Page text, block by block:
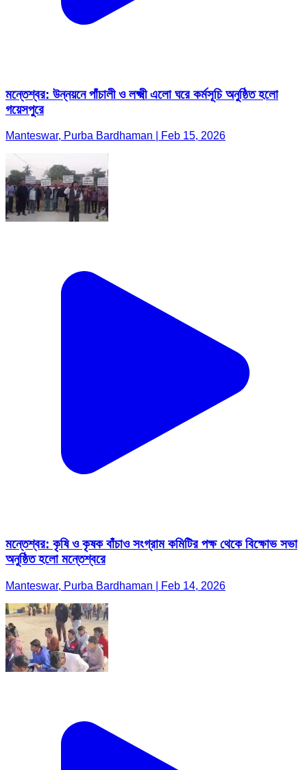
মন্তেশ্বর: উন্নয়নে পাঁচালী ও লক্ষ্মী এলো ঘরে কর্মসূচি অনুষ্ঠিত হলো
গয়েসপুরে
Manteswar, Purba Bardhaman | Feb 15, 2026
মন্তেশ্বর: কৃষি ও কৃষক বাঁচাও সংগ্রাম কমিটির পক্ষ থেকে বিক্ষোভ সভা
অনুষ্ঠিত হলো মন্তেশ্বরে
Manteswar, Purba Bardhaman | Feb 14, 2026